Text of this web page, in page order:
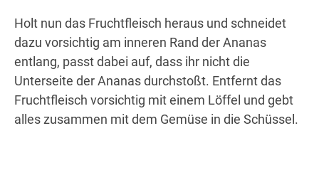
Holt nun das Fruchtfleisch heraus und schneidet
dazu vorsichtig am inneren Rand der Ananas
entlang, passt dabei auf, dass ihr nicht die
Unterseite der Ananas durchstoßt. Entfernt das
Fruchtfleisch vorsichtig mit einem Löffel und gebt
alles zusammen mit dem Gemüse in die Schüssel.